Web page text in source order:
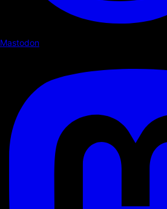
Mastodon